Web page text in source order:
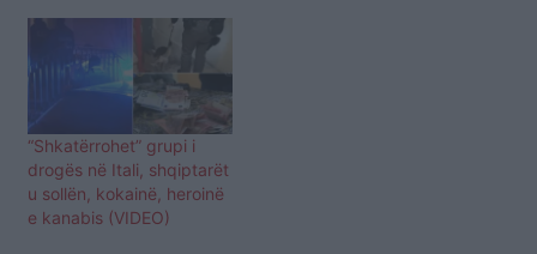
“Shkatërrohet” grupi i
drogës në Itali, shqiptarët
u sollën, kokainë, heroinë
e kanabis (VIDEO)